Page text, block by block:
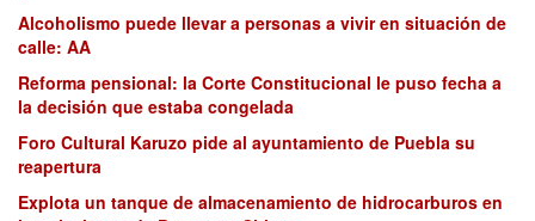
Alcoholismo puede llevar a personas a vivir en situación de
calle: AA
Reforma pensional: la Corte Constitucional le puso fecha a
la decisión que estaba congelada
Foro Cultural Karuzo pide al ayuntamiento de Puebla su
reapertura
Explota un tanque de almacenamiento de hidrocarburos en